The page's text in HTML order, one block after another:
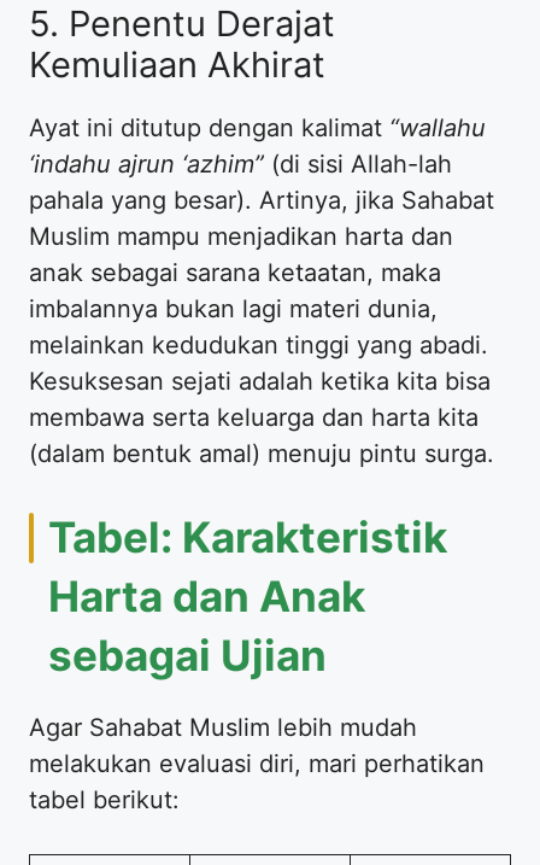
5. Penentu Derajat
Kemuliaan Akhirat
Ayat ini ditutup dengan kalimat “wallahu
‘indahu ajrun ‘azhim” (di sisi Allah-lah
pahala yang besar). Artinya, jika Sahabat
Muslim mampu menjadikan harta dan
anak sebagai sarana ketaatan, maka
imbalannya bukan lagi materi dunia,
melainkan kedudukan tinggi yang abadi.
Kesuksesan sejati adalah ketika kita bisa
membawa serta keluarga dan harta kita
(dalam bentuk amal) menuju pintu surga.
Tabel: Karakteristik
Harta dan Anak
sebagai Ujian
Agar Sahabat Muslim lebih mudah
melakukan evaluasi diri, mari perhatikan
tabel berikut: